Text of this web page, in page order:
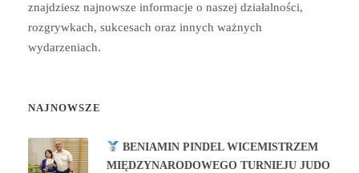
znajdziesz najnowsze informacje o naszej działalności,
rozgrywkach, sukcesach oraz innych ważnych
wydarzeniach.
NAJNOWSZE
BENIAMIN PINDEL WICEMISTRZEM
MIĘDZYNARODOWEGO TURNIEJU JUDO